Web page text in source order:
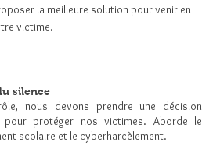
la meilleure solution pour venir en
victime.
silence
nous devons prendre une décision
pour protéger nos victimes. Aborde le
scolaire et le cyberharcèlement.